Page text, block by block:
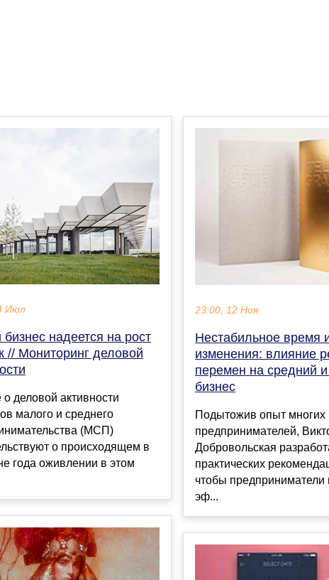
Июл
надеется на рост
// Мониторинг деловой
деловой активности
малого и среднего
(МСП)
о происходящем в
года оживлении в этом
23:00, 12 Ноя
Нестабильное время
изменения: влияние
перемен на средний
бизнес
Подытожив опыт многих
предпринимателей,
Добровольская
практических
чтобы предприниматели
эф...